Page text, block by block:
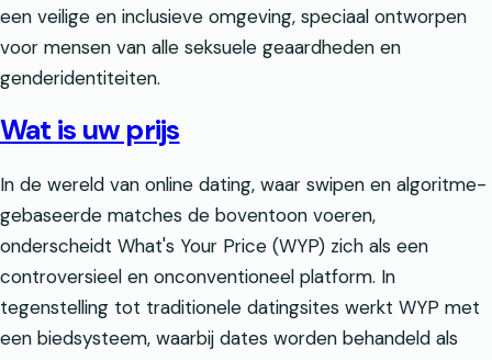
een veilige en inclusieve omgeving, speciaal ontworpen
voor mensen van alle seksuele geaardheden en
genderidentiteiten.
Wat is uw prijs
In de wereld van online dating, waar swipen en algoritme-
gebaseerde matches de boventoon voeren,
onderscheidt What's Your Price (WYP) zich als een
controversieel en onconventioneel platform. In
tegenstelling tot traditionele datingsites werkt WYP met
een biedsysteem, waarbij dates worden behandeld als